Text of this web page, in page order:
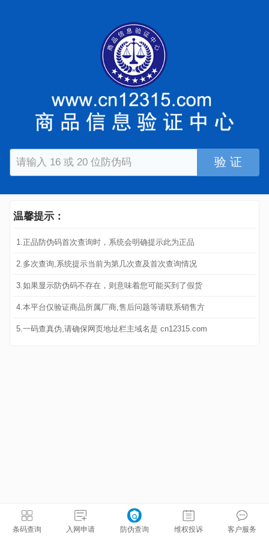
验 证
温馨提示：
1.正品防伪码首次查询时，系统会明确提示此为正品
2.多次查询,系统提示当前为第几次查及首次查询情况
3.如果显示防伪码不存在，则意味着您可能买到了假货
4.本平台仅验证商品所属厂商,售后问题等请联系销售方
5.一码查真伪,请确保网页地址栏主域名是 cn12315.com
条码查询 入网申请 防伪查询 维权投诉 客户服务